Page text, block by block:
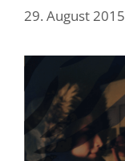
29. August 2015